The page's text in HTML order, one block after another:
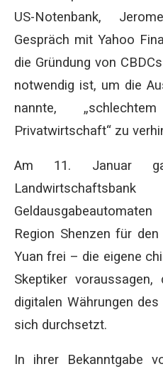
US-Notenbank,
Gespräch mit Yahoo
die Gründung von
notwendig ist, um die
nannte,
Privatwirtschaft“ zu
Am 11. Januar
Region Shenzen für
Yuan frei – die eigene
Skeptiker
digitalen Währungen
sich durchsetzt.
In ihrer Bekanntgabe